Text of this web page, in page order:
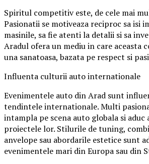
Spiritul competitiv este, de cele mai
Pasionatii se motiveaza reciproc sa isi
masinile, sa fie atenti la detalii si sa
Aradul ofera un mediu in care aceasta
una sanatoasa, bazata pe respect si
Influenta culturii auto internationale
Evenimentele auto din Arad sunt
tendintele internationale. Multi
intampla pe scena auto globala si
proiectele lor. Stilurile de tuning,
anvelope sau abordarile estetice sunt
evenimentele mari din Europa sau din